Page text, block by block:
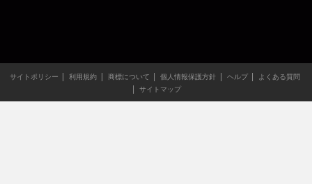
サイトポリシー 利用規約 商標について 個人情報保護方針 ヘルプ
よくある質問
サイトマップ